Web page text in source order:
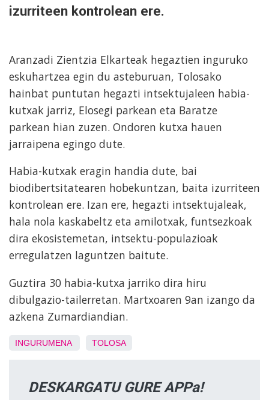
izurriteen kontrolean ere.
Aranzadi Zientzia Elkarteak hegaztien inguruko
eskuhartzea egin du asteburuan, Tolosako
hainbat puntutan hegazti intsektujaleen habia-
kutxak jarriz, Elosegi parkean eta Baratze
parkean hian zuzen. Ondoren kutxa hauen
jarraipena egingo dute.
Habia-kutxak eragin handia dute, bai
biodibertsitatearen hobekuntzan, baita izurriteen
kontrolean ere. Izan ere, hegazti intsektujaleak,
hala nola kaskabeltz eta amilotxak, funtsezkoak
dira ekosistemetan, intsektu-populazioak
erregulatzen laguntzen baitute.
Guztira 30 habia-kutxa jarriko dira hiru
dibulgazio-tailerretan. Martxoaren 9an izango da
azkena Zumardiandian.
INGURUMENA TOLOSA
DESKARGATU GURE APPa!